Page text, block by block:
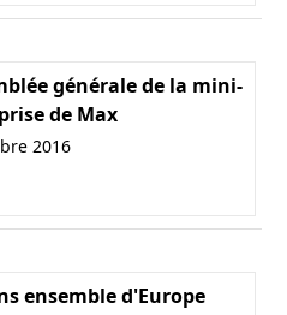
générale de la mini-
de Max
2016
ensemble d'Europe